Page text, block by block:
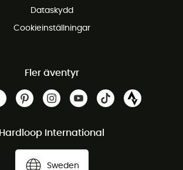
Dataskydd
Cookieinställningar
Fler äventyr
Hardloop International
Sweden